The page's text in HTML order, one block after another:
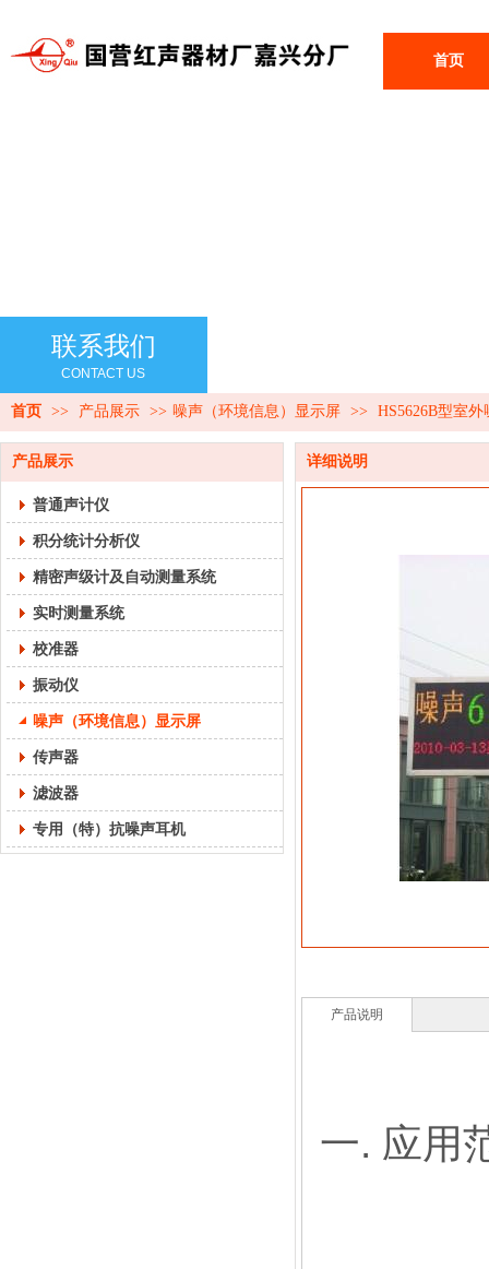
首页
联系我们
CONTACT US
首页 >> 产品展示 >> 噪声（环境信息）显示屏 >> HS5626B型室
产品展示
普通声计仪
积分统计分析仪
精密声级计及自动测量系统
实时测量系统
校准器
振动仪
噪声（环境信息）显示屏
传声器
滤波器
专用（特）抗噪声耳机
详细说明
产品说明
一. 应用